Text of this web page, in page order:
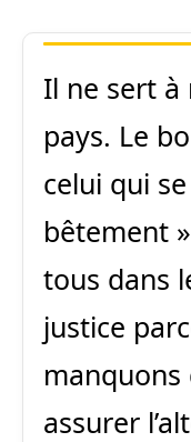
Il ne sert à
pays. Le
celui qui
bêtement
tous dans
justice
manquons
assurer